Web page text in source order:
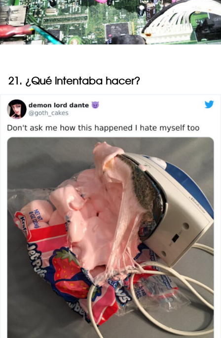
21. ¿Qué intentaba hacer?